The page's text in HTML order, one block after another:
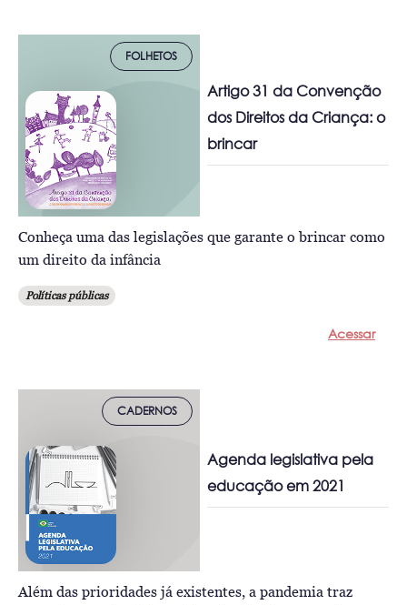
FOLHETOS
Artigo 31 da Convenção
dos Direitos da Criança: o
brincar
Conheça uma das legislações que garante o brincar como
um direito da infância
Políticas públicas
Acessar
CADERNOS
Agenda legislativa pela
educação em 2021
Além das prioridades já existentes, a pandemia traz